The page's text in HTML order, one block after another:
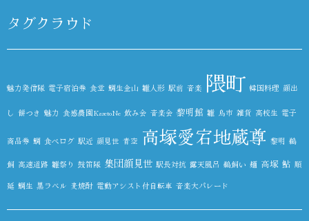
タグクラウド
魅力発信隊 電子宿泊券 食堂 鯛生金山 雛人形 駅前 音楽 隈町 韓国料理 顔出
し 餅つき 魅力 食感農園KazetoNe 飲み会 音楽会 黎明館 雛 鳥市 雑貨 高校生 電子
商品券 鯛 食べログ 駅近 顔見世 青空 高塚愛宕地蔵尊 黎明 鵜
飼 高速道路 雛祭り 鼓笛隊 集団顔見世 駅長対抗 露天風呂 鵜飼い 麺 高塚 鮎 順
延 鯛生 黒ラベル 麦焼酎 電動アシスト付自転車 音楽大パレード